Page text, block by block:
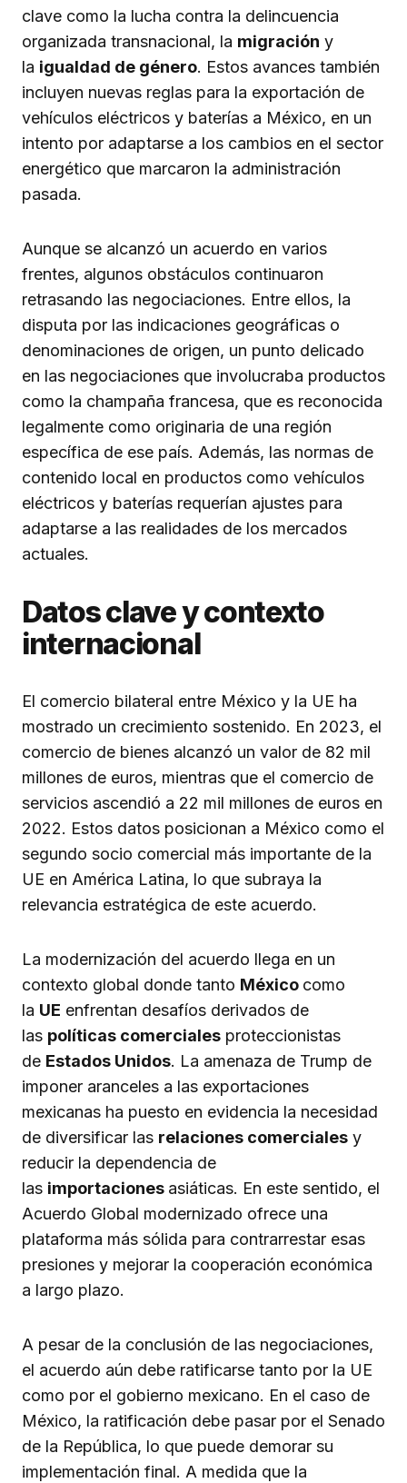
clave como la lucha contra la delincuencia
organizada transnacional, la migración y
la igualdad de género. Estos avances también
incluyen nuevas reglas para la exportación de
vehículos eléctricos y baterías a México, en un
intento por adaptarse a los cambios en el sector
energético que marcaron la administración
pasada.
Aunque se alcanzó un acuerdo en varios
frentes, algunos obstáculos continuaron
retrasando las negociaciones. Entre ellos, la
disputa por las indicaciones geográficas o
denominaciones de origen, un punto delicado
en las negociaciones que involucraba productos
como la champaña francesa, que es reconocida
legalmente como originaria de una región
específica de ese país. Además, las normas de
contenido local en productos como vehículos
eléctricos y baterías requerían ajustes para
adaptarse a las realidades de los mercados
actuales.
Datos clave y contexto
internacional
El comercio bilateral entre México y la UE ha
mostrado un crecimiento sostenido. En 2023, el
comercio de bienes alcanzó un valor de 82 mil
millones de euros, mientras que el comercio de
servicios ascendió a 22 mil millones de euros en
2022. Estos datos posicionan a México como el
segundo socio comercial más importante de la
UE en América Latina, lo que subraya la
relevancia estratégica de este acuerdo.
La modernización del acuerdo llega en un
contexto global donde tanto México como
la UE enfrentan desafíos derivados de
las políticas comerciales proteccionistas
de Estados Unidos. La amenaza de Trump de
imponer aranceles a las exportaciones
mexicanas ha puesto en evidencia la necesidad
de diversificar las relaciones comerciales y
reducir la dependencia de
las importaciones asiáticas. En este sentido, el
Acuerdo Global modernizado ofrece una
plataforma más sólida para contrarrestar esas
presiones y mejorar la cooperación económica
a largo plazo.
A pesar de la conclusión de las negociaciones,
el acuerdo aún debe ratificarse tanto por la UE
como por el gobierno mexicano. En el caso de
México, la ratificación debe pasar por el Senado
de la República, lo que puede demorar su
implementación final. A medida que la